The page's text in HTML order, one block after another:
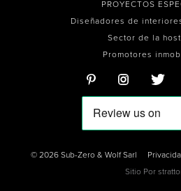
PROYECTOS
Diseñadores de
Sector de la
Promotores
© 2026 Sub-Zero & Wolf Sarl
Sitio Por